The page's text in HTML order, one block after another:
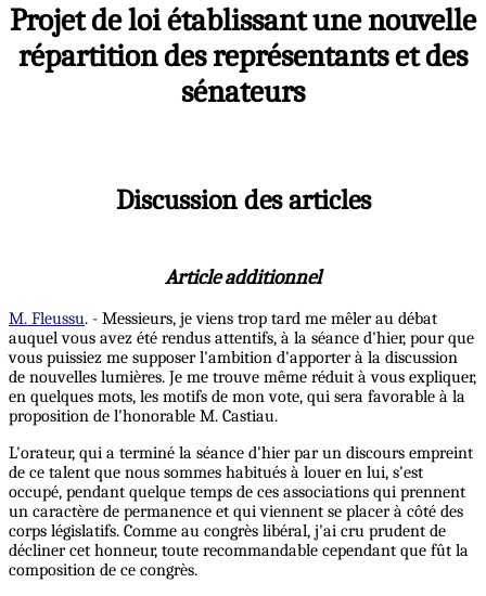
Projet de loi établissant une nouvelle
répartition des représentants et des
sénateurs
Discussion des articles
Article additionnel
M. Fleussu. - Messieurs, je viens trop tard me mêler au débat
auquel vous avez été rendus attentifs, à la séance d'hier, pour que
vous puissiez me supposer l'ambition d'apporter à la discussion
de nouvelles lumières. Je me trouve même réduit à vous expliquer,
en quelques mots, les motifs de mon vote, qui sera favorable à la
proposition de l'honorable M. Castiau.
L'orateur, qui a terminé la séance d'hier par un discours empreint
de ce talent que nous sommes habitués à louer en lui, s'est
occupé, pendant quelque temps de ces associations qui prennent
un caractère de permanence et qui viennent se placer à côté des
corps législatifs. Comme au congrès libéral, j'ai cru prudent de
décliner cet honneur, toute recommandable cependant que fût la
composition de ce congrès.